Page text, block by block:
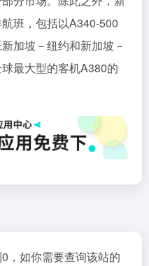
班，包括以A340-500
加坡－纽约和新加坡－
最大型的客机A380的
，如你需要查询该站的